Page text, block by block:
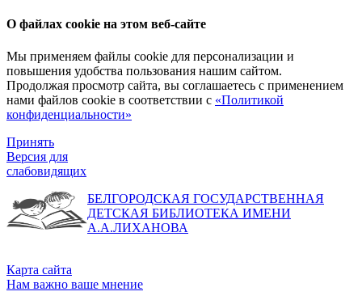
О файлах cookie на этом веб-сайте
Мы применяем файлы cookie для персонализации и
повышения удобства пользования нашим сайтом.
Продолжая просмотр сайта, вы соглашаетесь с применением
нами файлов cookie в соответствии с «Политикой
конфиденциальности»
Принять
Версия для
слабовидящих
БЕЛГОРОДСКАЯ ГОСУДАРСТВЕННАЯ
ДЕТСКАЯ БИБЛИОТЕКА ИМЕНИ
А.А.ЛИХАНОВА
Карта сайта
Нам важно ваше мнение